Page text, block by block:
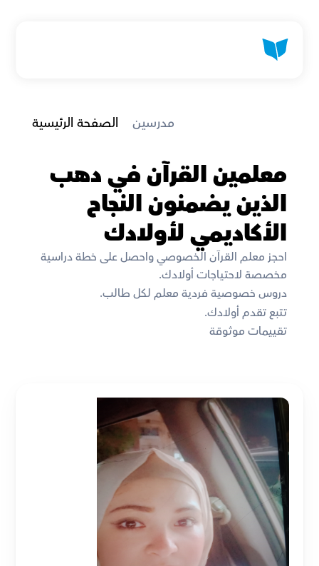
الصفحة الرئيسية مدرسين
معلمين القرآن في دهب
الذين يضمنون النجاح
الأكاديمي لأولادك
احجز معلم القرآن الخصوصي واحصل على خطة دراسية
مخصصة لاحتياجات أولادك.
دروس خصوصية فردية معلم لكل طالب.
تتبع تقدم أولادك.
تقييمات موثوقة